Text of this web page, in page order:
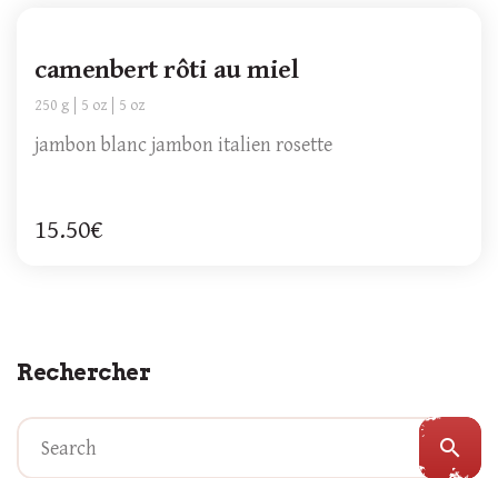
camenbert rôti au miel
250 g 5 oz 5 oz
jambon blanc jambon italien rosette
15.50€
Rechercher
search